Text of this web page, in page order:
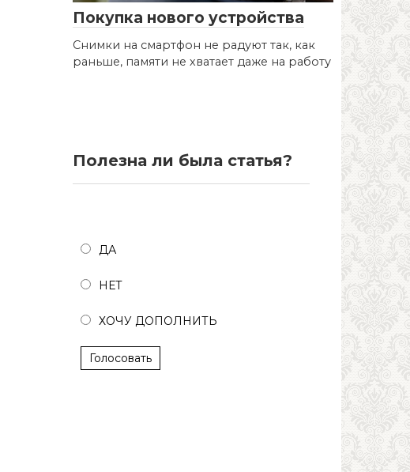
Покупка нового устройства
Снимки на смартфон не радуют так, как
раньше, памяти не хватает даже на работу
Полезна ли была статья?
ДА
НЕТ
ХОЧУ ДОПОЛНИТЬ
Голосовать